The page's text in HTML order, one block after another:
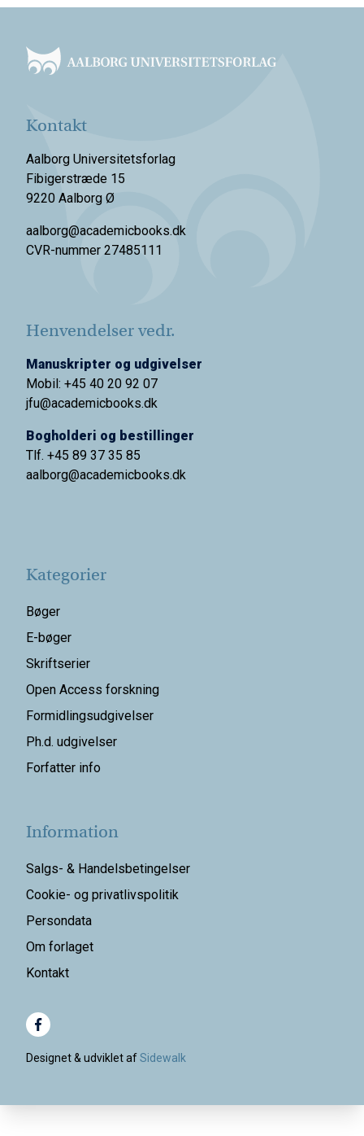
Kontakt
Aalborg Universitetsforlag
Fibigerstræde 15
9220 Aalborg Ø
aalborg@academicbooks.dk
CVR-nummer 27485111
Henvendelser vedr.
Manuskripter og udgivelser
Mobil: +45 40 20 92 07
jfu@academicbooks.dk
Bogholderi og bestillinger
Tlf. +45 89 37 35 85
aalborg@academicbooks.dk
Kategorier
Bøger
E-bøger
Skriftserier
Open Access forskning
Formidlingsudgivelser
Ph.d. udgivelser
Forfatter info
Information
Salgs- & Handelsbetingelser
Cookie- og privatlivspolitik
Persondata
Om forlaget
Kontakt
Designet & udviklet afSidewalk